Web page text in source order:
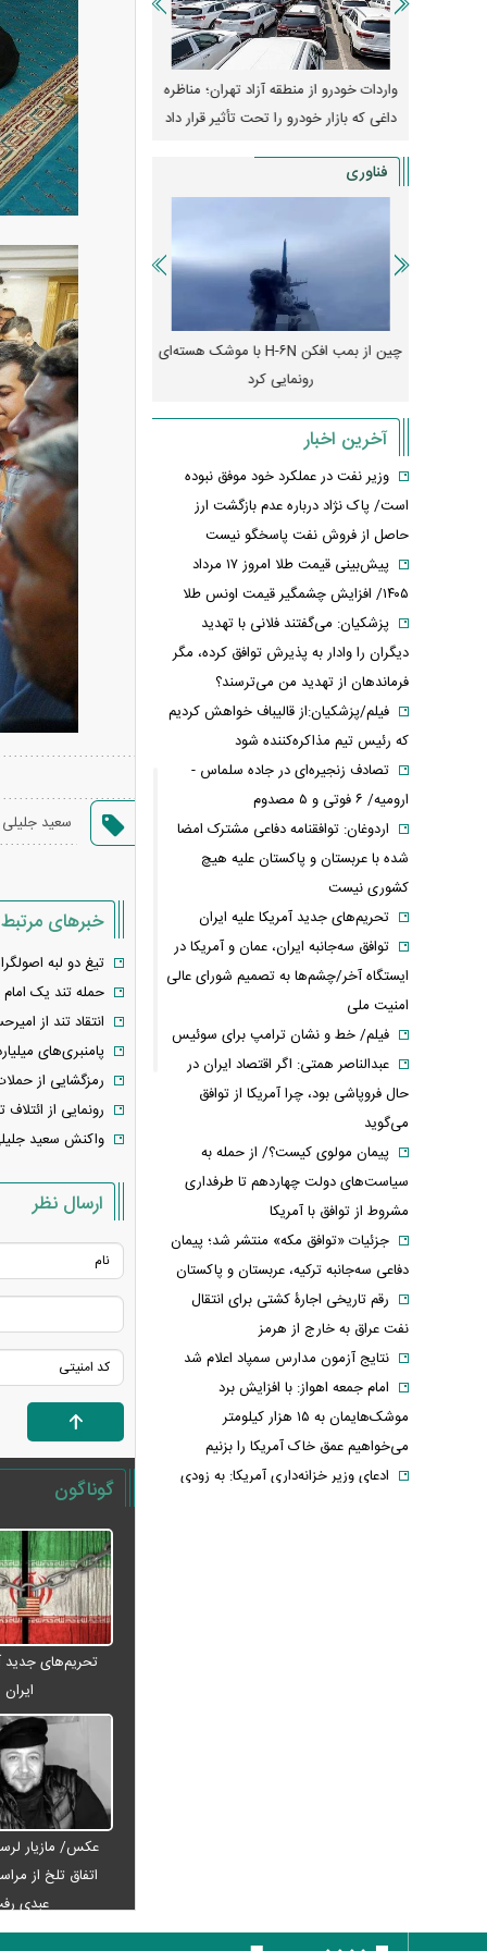
سعید جلیلی
خبرهای مرتبط
تیغ دو لبه
حمله تند یک
انتقاد تند از
پامنبری‌های
رمزگشایی از
رونمایی از
واکنش سعید
ارسال نظر
گوناگون
تحریم‌های جدید
ایران
عکس/ مازیار
اتفاق تلخ از
عبدی
واردات خودرو از منطقه آزاد تهران؛ مناظره
داغی که بازار خودرو را تحت تأثیر قرار داد
قیمت خودرو وارد
واکنش بازار به
فناوری
چین از بمب افکن H-۶N با موشک هسته‌ای
رونمایی کرد
پهپاد رهگیر یا موشک
کدامیک
آخرین اخبار
وزیر نفت در عملکرد خود موفق نبوده
است/ پاک نژاد درباره عدم بازگشت ارز
حاصل از فروش نفت پاسخگو نیست
پیش‌بینی قیمت طلا امروز ۱۷ مرداد
۱۴۰۵/ افزایش چشمگیر قیمت اونس طلا
پزشکیان: می‌گفتند فلانی با تهدید
دیگران را وادار به پذیرش توافق کرده، مگر
فرماندهان از تهدید من می‌ترسند؟
فیلم/پزشکیان:از قالیباف خواهش کردیم
که رئیس تیم مذاکره‌کننده شود
تصادف زنجیره‌ای در جاده سلماس -
ارومیه/ ۶ فوتی و ۵ مصدوم
اردوغان: توافقنامه دفاعی مشترک امضا
شده با عربستان و پاکستان علیه هیچ
کشوری نیست
تحریم‌های جدید آمریکا علیه ایران
توافق سه‌جانبه ایران، عمان و آمریکا در
ایستگاه آخر/چشم‌ها به تصمیم شورای عالی
امنیت ملی
فیلم/ خط و نشان ترامپ برای سوئیس
عبدالناصر همتی: اگر اقتصاد ایران در
حال فروپاشی بود، چرا آمریکا از توافق
می‌گوید
پیمان مولوی کیست؟/ از حمله به
سیاست‌های دولت چهاردهم تا طرفداری
مشروط از توافق با آمریکا
جزئیات «توافق مکه» منتشر شد؛ پیمان
دفاعی سه‌جانبه ترکیه، عربستان و پاکستان
رقم تاریخی اجارۀ کشتی برای انتقال
نفت عراق به خارج از هرمز
نتایج آزمون مدارس سمپاد اعلام شد
امام‌ جمعه اهواز: با افزایش برد
موشک‌هایمان به ۱۵ هزار کیلومتر
می‌خواهیم عمق خاک آمریکا را بزنیم
ادعای وزیر خزانه‌داری آمریکا: به زودی